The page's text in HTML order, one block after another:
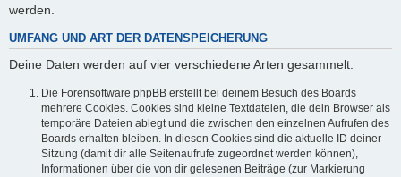
werden.
UMFANG UND ART DER DATENSPEICHERUNG
Deine Daten werden auf vier verschiedene Arten gesammelt:
Die Forensoftware phpBB erstellt bei deinem Besuch des Boards
mehrere Cookies. Cookies sind kleine Textdateien, die dein Browser als
temporäre Dateien ablegt und die zwischen den einzelnen Aufrufen des
Boards erhalten bleiben. In diesen Cookies sind die aktuelle ID deiner
Sitzung (damit dir alle Seitenaufrufe zugeordnet werden können),
Informationen über die von dir gelesenen Beiträge (zur Markierung